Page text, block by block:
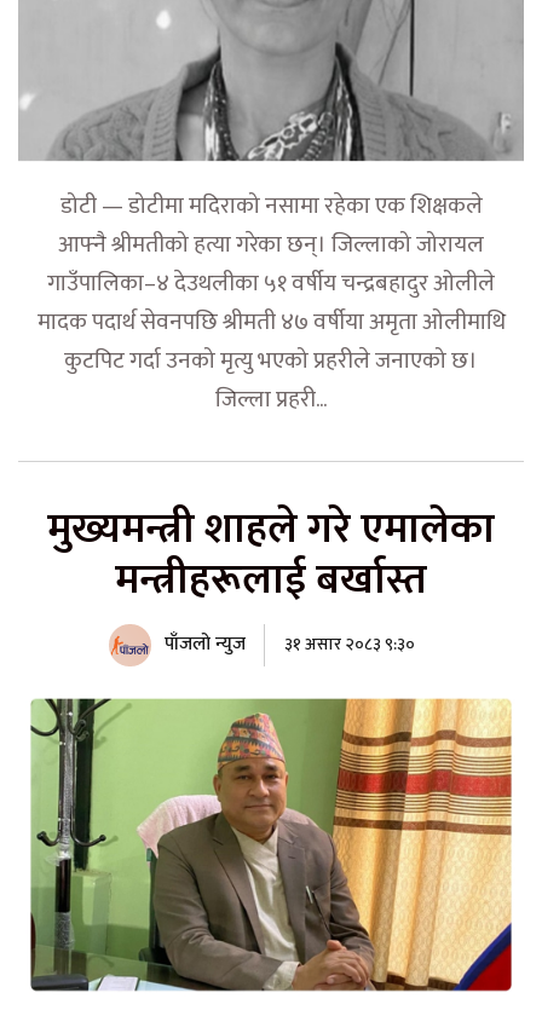
डोटी — डोटीमा मदिराको नसामा रहेका एक शिक्षकले
आफ्नै श्रीमतीको हत्या गरेका छन्। जिल्लाको जोरायल
गाउँपालिका–४ देउथलीका ५१ वर्षीय चन्द्रबहादुर ओलीले
मादक पदार्थ सेवनपछि श्रीमती ४७ वर्षीया अमृता ओलीमाथि
कुटपिट गर्दा उनको मृत्यु भएको प्रहरीले जनाएको छ।
जिल्ला प्रहरी...
मुख्यमन्त्री शाहले गरे एमालेका
मन्त्रीहरूलाई बर्खास्त
पाँजलो न्युज ३१ असार २०८३ ९:३०